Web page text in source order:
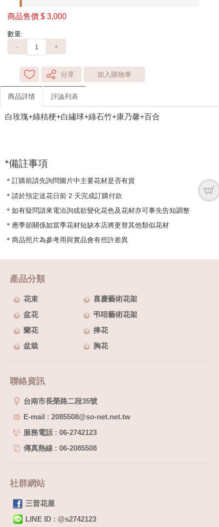
商品售價 $ 3,000
數量:
-
+
分享 加入購物車
商品詳情 評論列表
白玫瑰+綠桔梗+白繡球+綠石竹+康乃馨+百合
*備註事項
＊訂購前請先詢問圖片中主要花材是否有貨
＊請於預定送花日前 2 天完成訂購付款
＊如有疑問請來電洽詢或欲變化花色及花材亦可事先告知調整
＊應季節關係如當季花材短缺本店將更替其他類似花材
＊商品照片為參考用與實品會有些許差異
產品分類
花束
盆花
蘭花
盆栽
喜慶藝術花架
弔唁藝術花架
捧花
胸花
聯絡資訊
台南市長榮路二段35號
E-mail : 2085508@so-net.net.tw
服務電話 : 06-2742123
傳真熱線 : 06-2085508
社群網站
三普花屋
LINE ID : @s2742123